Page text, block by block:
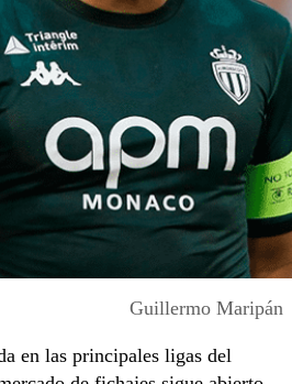
Guillermo Maripán
en las principales ligas del